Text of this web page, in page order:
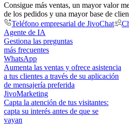
Consigue más ventas, un mayor valor
de los pedidos y una mayor base de
Teléfono empresarial de JivoChat
Agente de IA
Gestiona las preguntas
más frecuentes
WhatsApp
Aumenta las ventas y ofrece asistencia
a tus clientes a través de su aplicación
de mensajería preferida
JivoMarketing
Capta la atención de tus visitantes:
capta su interés antes de que se
vayan